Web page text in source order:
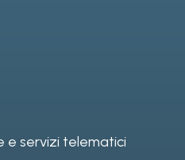
e servizi telematici